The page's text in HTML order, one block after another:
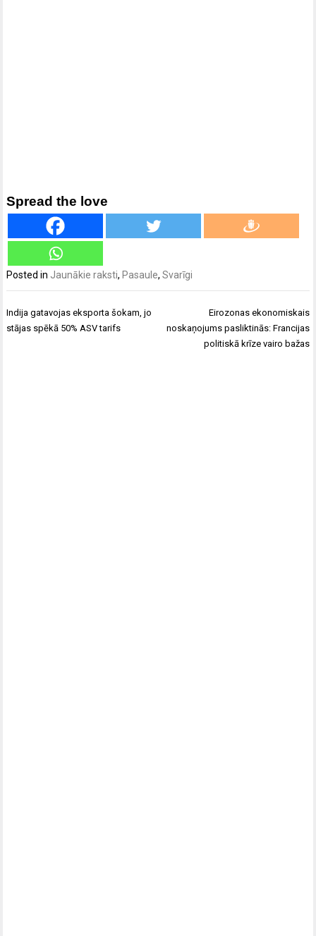
Spread the love
Posted in Jaunākie raksti, Pasaule,Svarīgi
Ziņu
izvēlne
Indija gatavojas eksporta šokam, jo
stājas spēkā 50% ASV tarifs
Eirozonas ekonomiskais
noskaņojums pasliktinās: Francijas
politiskā krīze vairo bažas